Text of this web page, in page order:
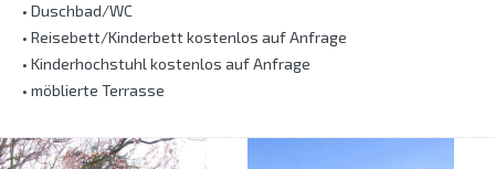
• Duschbad/WC
• Reisebett/Kinderbett kostenlos auf Anfrage
• Kinderhochstuhl kostenlos auf Anfrage
• möblierte Terrasse